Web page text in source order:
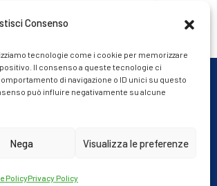
Consenso
tecnologie come i cookie per memorizzare
Il consenso a queste tecnologie ci
di navigazione o ID unici su questo
può influire negativamente su alcune
Nega Visualizza le preferenze
PolicyPrivacy Policy
di Ripresa e Resilienza
1, Componente 3, Investimento 4.2